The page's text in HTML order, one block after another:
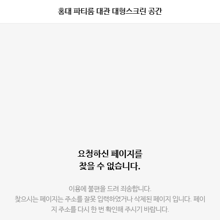
홍대 파티룸 대관 대형스크린 공간
요청하신 페이지를
찾을 수 없습니다.
이용에 불편을 드려 죄송합니다.
찾으시는 페이지는 주소를 잘못 입력하였거나 삭제된 페이지 입니다. 페이
지 주소를 다시 한 번 확인해 주시기 바랍니다.